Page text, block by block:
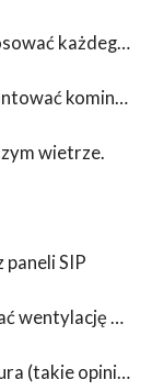
W domu z paneli SIP nie można zastosować każdego rodzaju ogrzewania.
W domu z paneli SIP nie można zamontować kominka.
wietrze.
paneli SIP
W domu z paneli SIP trzeba montować wentylację mechaniczną lub rekuperację.
Jak się kopnie w ścianę, to będzie dziura (takie opinie NAPRAWDĘ istnieją).